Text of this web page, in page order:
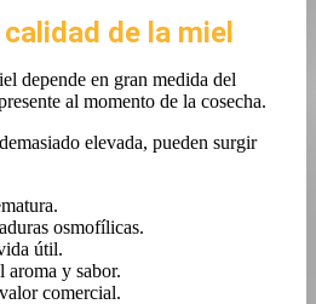
de la miel
depende en gran medida del
al momento de la cosecha.
elevada, pueden surgir
osmofílicas.
útil.
aroma y sabor.
comercial.